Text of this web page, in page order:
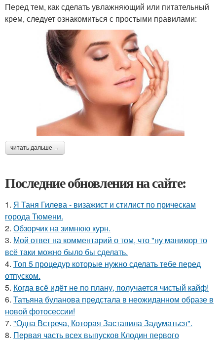
Перед тем, как сделать увлажняющий или питательный
крем, следует ознакомиться с простыми правилами:
читать дальше →
Последние обновления на сайте:
1. Я Таня Гилева - визажист и стилист по прическам
города Тюмени.
2. Обзорчик на зимнюю курн.
3. Мой ответ на комментарий о том, что "ну маникюр то
всё таки можно было бы сделать.
4. Топ 5 процедур которые нужно сделать тебе перед
отпуском.
5. Когда всё идёт не по плану, получается чистый кайф!
6. Татьяна буланова предстала в неожиданном образе в
новой фотосессии!
7. "Одна Встреча, Которая Заставила Задуматься".
8. Первая часть всех выпусков Клодин первого